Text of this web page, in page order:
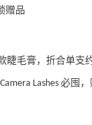
赠品
睫毛膏，折合单支
Lashes 必
：夏季大促！哥